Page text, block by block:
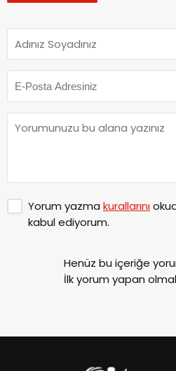
Yorum yazma kurallarını
kabul ediyorum.
Henüz bu içeriğe
İlk yorum yapan